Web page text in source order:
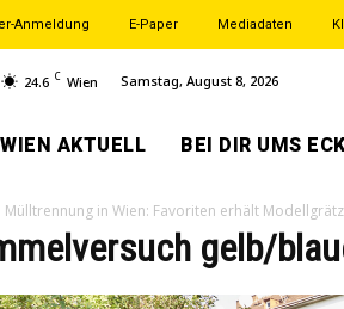
Anmeldung E-Paper Mediadaten
24.6 C Wien Samstag, August 8, 2026
WIEN AKTUELL BEI DIR UMS
Mülltrennung in Wien: Favoriten erhält
gelb/